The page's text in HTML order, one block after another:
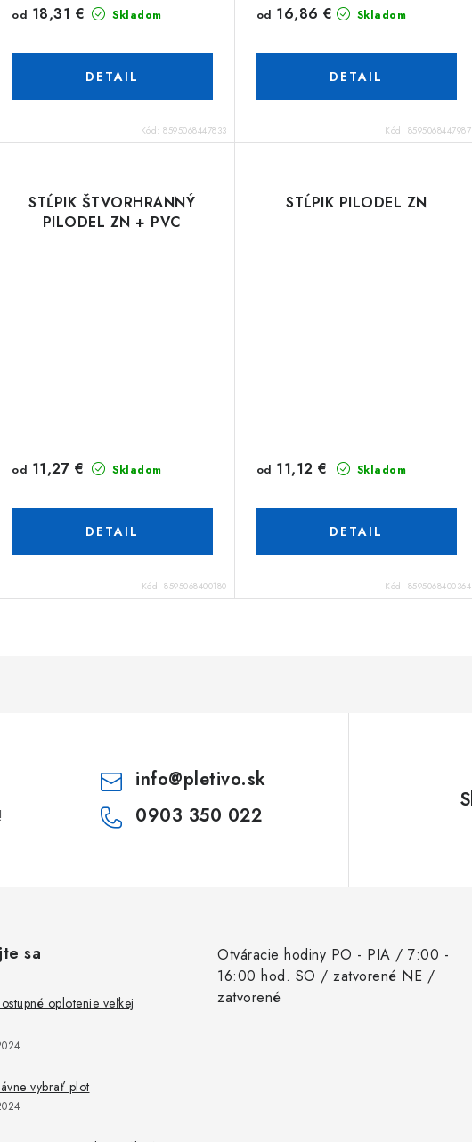
Skladom
od 18,31 €
DETAIL
Kód:8595068447833
Skladom
od 16,86 €
DETAIL
Kód: 8595068447987
STĹPIK ŠTVORHRANNÝ
PILODEL ZN + PVC
Skladom
od 11,27 €
DETAIL
Kód:8595068400180
STĹPIK PILODEL ZN
Skladom
od 11,12 €
DETAIL
Kód: 8595068400364
info@pletivo.sk
0903 350 022
sa
oplotenie veľkej
vybrať plot
Otváracie hodiny PO - PIA / 7:00 -
16:00 hod. SO / zatvorené NE /
zatvorené